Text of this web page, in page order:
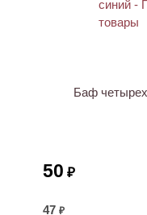
Баф
50 ₽
47 ₽